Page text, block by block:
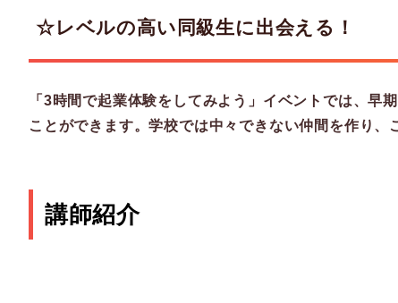
☆レベルの高い同級生に出会える！
「3時間で起業体験をしてみよう」イベントでは、早
ことができます。学校では中々できない仲間を作り、
講師紹介